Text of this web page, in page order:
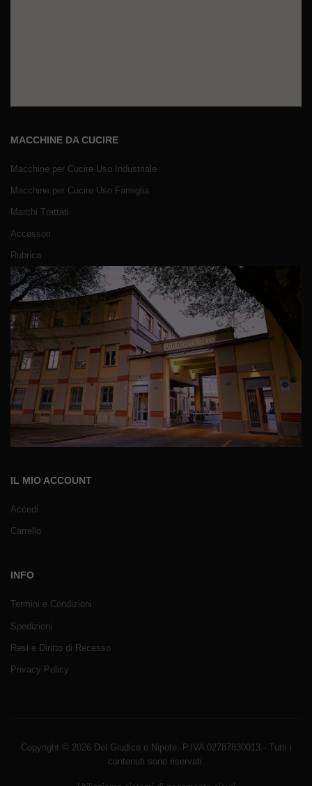
MACCHINE DA CUCIRE
Macchine per Cucire Uso Industriale
Macchine per Cucire Uso Famiglia
Marchi Trattati
Accessori
Rubrica
IL MIO ACCOUNT
Accedi
Carrello
INFO
Termini e Condizioni
Spedizioni
Resi e Diritto di Recesso
Privacy Policy
Copyright © 2026 Del Giudice e Nipote. P.IVA 02787830013 - Tutti i
contenuti sono riservati.